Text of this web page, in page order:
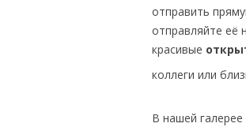
отправить
отправляйте её
красивые
коллеги или
В нашей